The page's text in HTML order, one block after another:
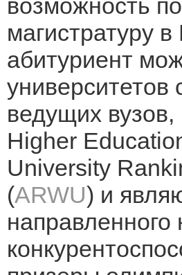
возможность
магистратуру
абитуриент
университетов
ведущих
Higher
University
(ARWU) и